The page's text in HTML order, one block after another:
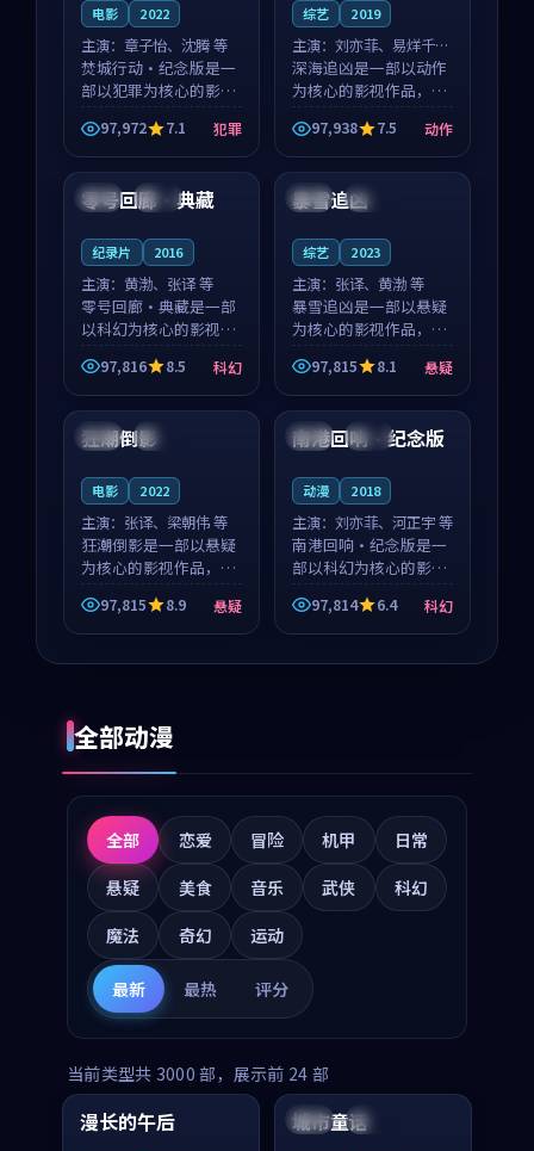
电影 2022
主演： 章子怡、沈腾 等
焚城行动·纪念版是一
部以犯罪为核心的影视
作品，围绕危机、反转
与人物成长展开，整体
节奏紧凑，值得推荐观
看。
97,972 7.1 犯罪
综艺 2019
主演： 刘亦菲、易烊千玺
等
深海追凶是一部以动作
为核心的影视作品，围
绕危机、反转与人物成
长展开，整体节奏紧
凑，值得推荐观看。
97,938 7.5 动作
泰国 院线
零号回廊·典藏
纪录片 2016
主演： 黄渤、张译 等
零号回廊·典藏是一部
以科幻为核心的影视作
品，围绕危机、反转与
人物成长展开，整体节
奏紧凑，值得推荐观
看。
97,816 8.5 科幻
法国 杜比
暴雪追凶
综艺 2023
主演： 张译、黄渤 等
暴雪追凶是一部以悬疑
为核心的影视作品，围
绕危机、反转与人物成
长展开，整体节奏紧
凑，值得推荐观看。
97,815 8.1 悬疑
日本 完结
狂潮倒影
电影 2022
主演： 张译、梁朝伟 等
狂潮倒影是一部以悬疑
为核心的影视作品，围
绕危机、反转与人物成
长展开，整体节奏紧
凑，值得推荐观看。
97,815 8.9 悬疑
中国 高分
南港回响·纪念版
动漫 2018
主演： 刘亦菲、河正宇 等
南港回响·纪念版是一
部以科幻为核心的影视
作品，围绕危机、反转
与人物成长展开，整体
节奏紧凑，值得推荐观
97,814 6.4 科幻
全部动漫
全部 恋爱 冒险 机甲
日常
悬疑
美食 音乐 武侠
科幻
魔法
奇幻 运动
最新 最热 评分
当前类型共 3000 部，展示前 24 部
中国 高分
99:16
漫长的午后 美国 院线
城市童话